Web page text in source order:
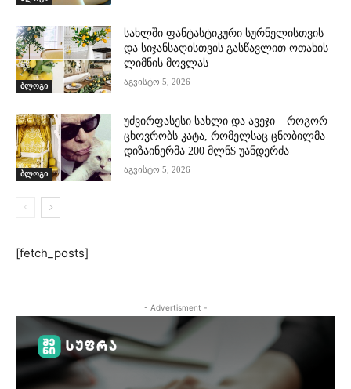
ბლოგი
სახლში ფანტასტიკური სურნელისთვის
და სიჯანსაღისთვის გასწავლით ოთახის
ლიმნის მოვლას
აგვისტო 5, 2026
ბლოგი
უძვირფასესი სახლი და ავეჯი – როგორ
ცხოვრობს კატა, რომელსაც ცნობილმა
დიზაინერმა 200 მლნ$ უანდერძა
აგვისტო 5, 2026
[fetch_posts]
- Advertisment -